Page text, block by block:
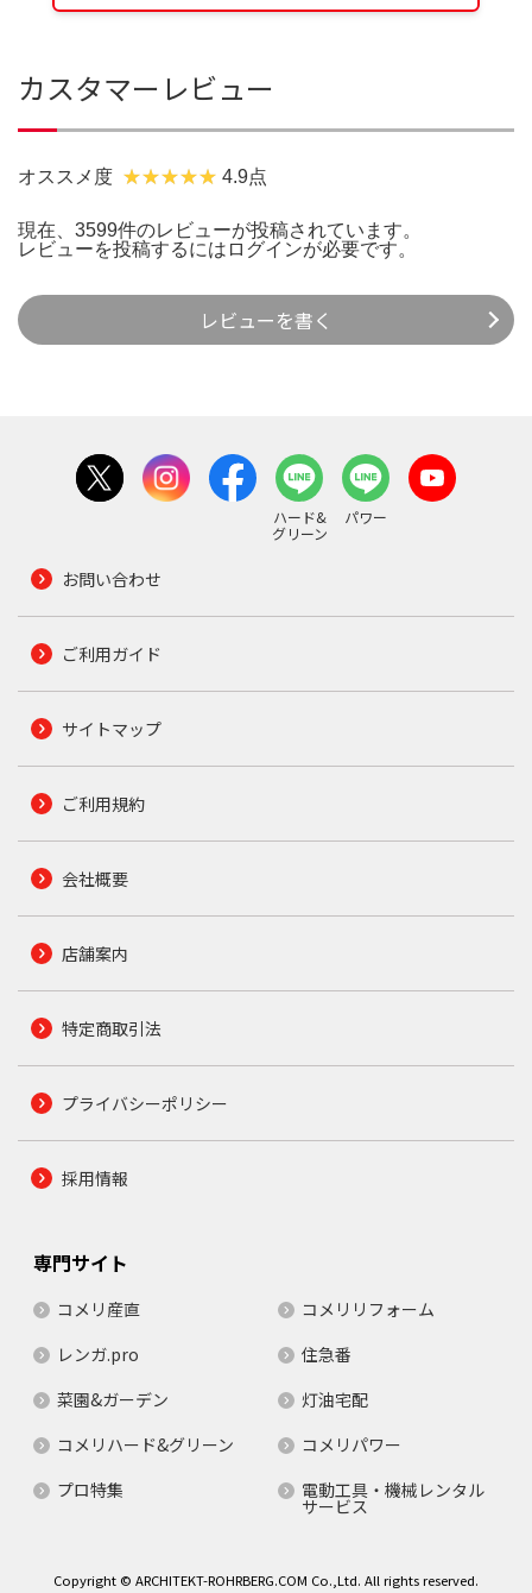
カスタマーレビュー
オススメ度 4.9点
現在、3599件のレビューが投稿されています。
レビューを投稿するには ログインが必要です。
レビューを書く
ハード&
グリーン
パワー
お問い合わせ
ご利用ガイド
サイトマップ
ご利用規約
会社概要
店舗案内
特定商取引法
プライバシーポリシー
採用情報
専門サイト
コメリ産直
コメリリフォーム
レンガ.pro
住急番
菜園&ガーデン
灯油宅配
コメリハード&グリーン
コメリパワー
プロ特集
電動工具・機械レンタル
サービス
Copyright © ARCHITEKT-ROHRBERG.COM Co.,Ltd. All rights reserved.